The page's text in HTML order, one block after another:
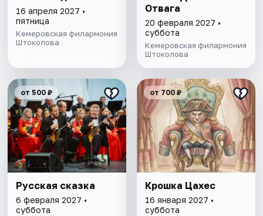
16 апреля 2027 •
пятница
Кемеровская филармония
Штоколова
Отвага
20 февраля 2027 •
суббота
Кемеровская филармония
Штоколова
от 500 ₽
Русская сказка
6 февраля 2027 •
суббота
от 700 ₽
Крошка Цахес
16 января 2027 •
суббота